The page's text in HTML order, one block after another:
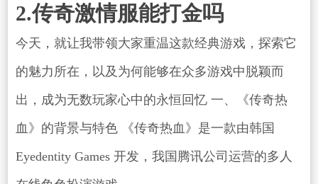
2.传奇激情服能打金吗
今天，就让我带领大家重温这款经典游戏，探索它
的魅力所在，以及为何能够在众多游戏中脱颖而
出，成为无数玩家心中的永恒回忆 一、《传奇热
血》的背景与特色 《传奇热血》是一款由韩国
Eyedentity Games 开发，我国腾讯公司运营的多人